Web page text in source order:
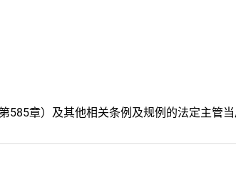
章）及其他相关条例及规例的法定主管当